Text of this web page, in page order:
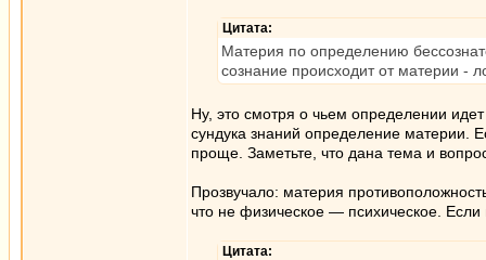
Цитата:
Материя по определению
сознание происходит от материи -
Ну, это смотря о чьем определении
сундука знаний определение материи.
проще. Заметьте, что дана тема и
Прозвучало: материя
что не физическое — психическое. Если
Цитата: